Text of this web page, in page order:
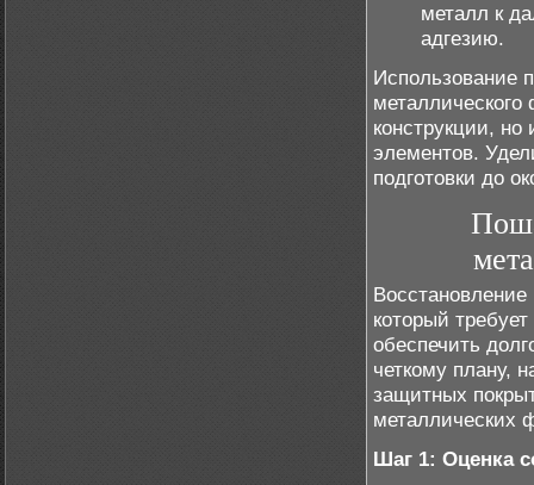
металл к
адгезию.
Использование
металлического
конструкции,
элементов.
подготовки до
который
обеспечить
четкому плану,
защитных
металлических
Шаг 1: Оценка